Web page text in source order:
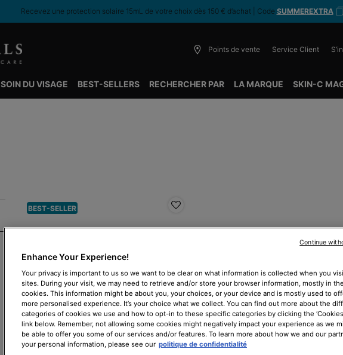
Recevez une protection solaire 15mL de votre choix dès 150 € d’achat | Code SUMMEREXTRA
Points de vente Service Client
SOIN DU VISAGE BEST-SELLERS RECHERCHER PAR LA MARQUE SKIN-C
BEST-SELLER
Enhance Your Experience!
Your privacy is important to us so we want to be clear on what information is collected when you
sites. During your visit, we may need to retrieve and/or store your browser information, mostly in
cookies. This information might be about you, your choices, or your device and is mostly used to
more personalised experience. It’s your choice what we collect. You can find out more about the
categories of cookies we use and how to opt-in to these specific categories by clicking the
link below. Remember, not allowing some cookies might negatively impact your experience as we
be able to offer you some of our services and/or features. To learn more about how we and our
your personal information, please see our politique de confidentialité
Continue